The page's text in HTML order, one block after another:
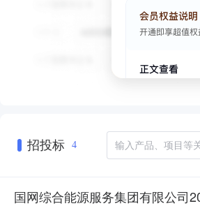
招投标 4
国网综合能源服务集团有限公司